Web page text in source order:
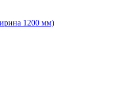
1200 мм)